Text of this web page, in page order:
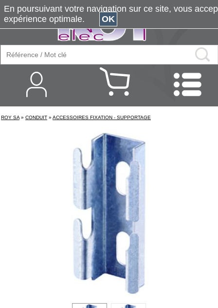
ROY SA » CONDUIT » ACCESSOIRES FIXATION - SUPPORTAGE
En poursuivant votre navigation sur ce site, vous
expérience optimale.
OK